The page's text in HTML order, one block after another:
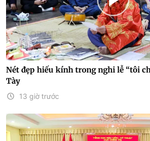
Nét đẹp hiếu kính trong nghi lễ “tôi
Tày
13 giờ trước